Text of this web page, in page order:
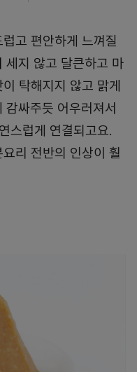
고 편안하게 느껴질
세지 않고 달큰하고 마
탁해지지 않고 맑게
싸주듯 어우러져서
스럽게 연결되고요.
리 전반의 인상이 훨